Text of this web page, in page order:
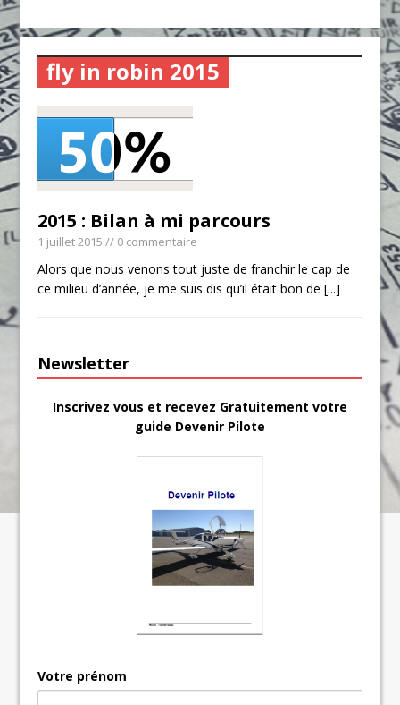
fly in robin 2015
2015 : Bilan à mi parcours
1 juillet 2015 // 0 commentaire
Alors que nous venons tout juste de franchir le cap de
ce milieu d’année, je me suis dis qu’il était bon de[...]
Newsletter
Inscrivez vous et recevez Gratuitement votre
guide Devenir Pilote
Votre prénom